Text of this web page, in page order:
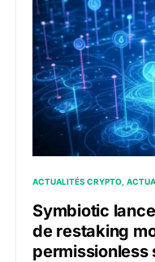
ACTUALITÉS CRYPTO
Symbiotic
de restaking
permissionless